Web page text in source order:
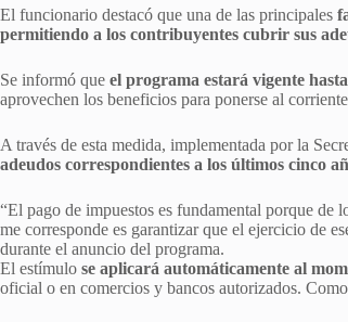
El funcionario destacó que una de las principales
permitiendo a los contribuyentes cubrir sus
Se informó que el programa estará vigente
aprovechen los beneficios para ponerse al
A través de esta medida, implementada por la
adeudos correspondientes a los últimos cinco
“El pago de impuestos es fundamental porque
me corresponde es garantizar que el ejercicio de
durante el anuncio del programa.
El estímulo se aplicará automáticamente al
oficial o en comercios y bancos autorizados.